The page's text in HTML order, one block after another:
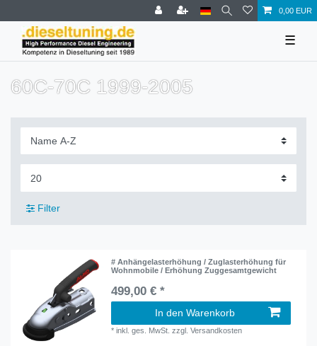
0,00 EUR
☰
60C-70C 1999-2005
Filter
# Anhängelasterhöhung / Zuglasterhöhung für
Wohnmobile / Erhöhung Zuggesamtgewicht
499,00 € *
In den Warenkorb
*inkl. ges. MwSt. zzgl.Versandkosten